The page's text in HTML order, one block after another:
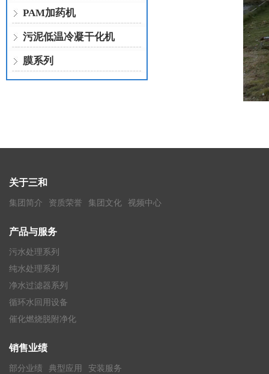
PAM加药机
污泥低温冷凝干化机
膜系列
关于三和
集团简介 资质荣誉 集团文化 视频中心
产品与服务
污水处理系列
纯水处理系列
净水过滤器系列
循环水回用设备
催化燃烧脱附净化
销售业绩
部分业绩 典型应用 安装服务